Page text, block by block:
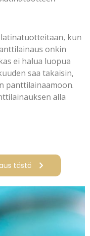
kun
onkin
ei halua luopua
saa takaisin,
panttilainaamoon.
alla
tästä